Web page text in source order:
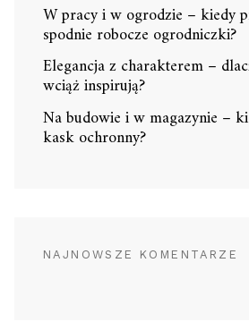
W pracy i w ogrodzie – kiedy
spodnie robocze ogrodniczki?
Elegancja z charakterem –
wciąż inspirują?
Na budowie i w magazynie –
kask ochronny?
NAJNOWSZE KOMENTARZE